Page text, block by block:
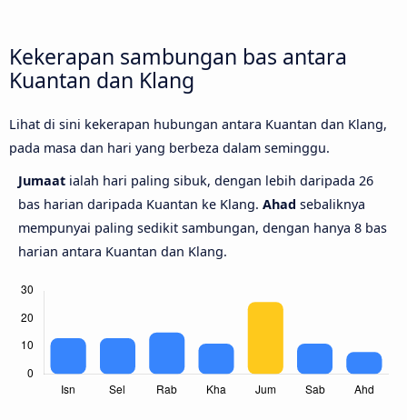
Kekerapan sambungan bas antara
Kuantan dan Klang
Lihat di sini kekerapan hubungan antara Kuantan dan Klang,
pada masa dan hari yang berbeza dalam seminggu.
Jumaat ialah hari paling sibuk, dengan lebih daripada 26
bas harian daripada Kuantan ke Klang. Ahad sebaliknya
mempunyai paling sedikit sambungan, dengan hanya 8 bas
harian antara Kuantan dan Klang.